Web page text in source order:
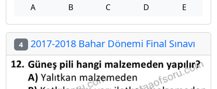
A B C D E
4 2017-2018 Bahar Dönemi Final Sınavı